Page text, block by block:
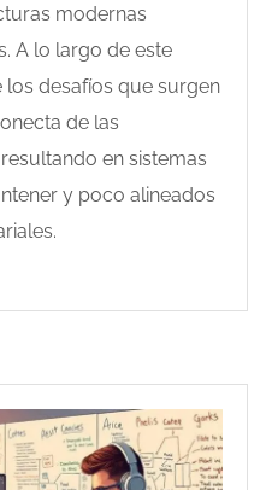
modernas
A lo largo de este
desafíos que surgen
de las
en sistemas
y poco alineados